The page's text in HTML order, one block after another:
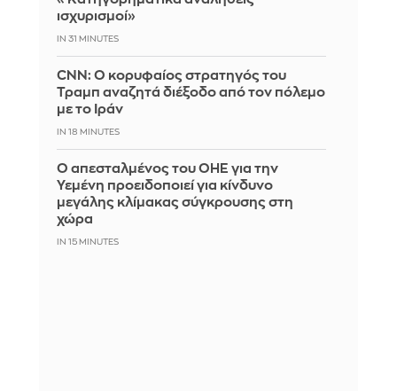
ισχυρισμοί»
IN 31 MINUTES
CNN: Ο κορυφαίος στρατηγός του
Τραμπ αναζητά διέξοδο από τον πόλεμο
με το Ιράν
IN 18 MINUTES
Ο απεσταλμένος του ΟΗΕ για την
Υεμένη προειδοποιεί για κίνδυνο
μεγάλης κλίμακας σύγκρουσης στη
χώρα
IN 15 MINUTES